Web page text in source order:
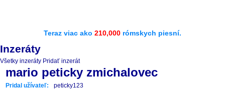
Teraz viac ako 210,000 rómskych piesní.
Inzeráty
Všetky inzeráty Pridať inzerát
mario peticky zmichalovec
Pridal užívateľ: peticky123